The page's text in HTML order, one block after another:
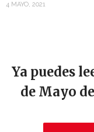
4 MAYO, 2021
Ya puedes
de Mayo